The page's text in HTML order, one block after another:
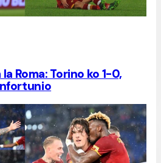
Roma: Torino ko 1-0,